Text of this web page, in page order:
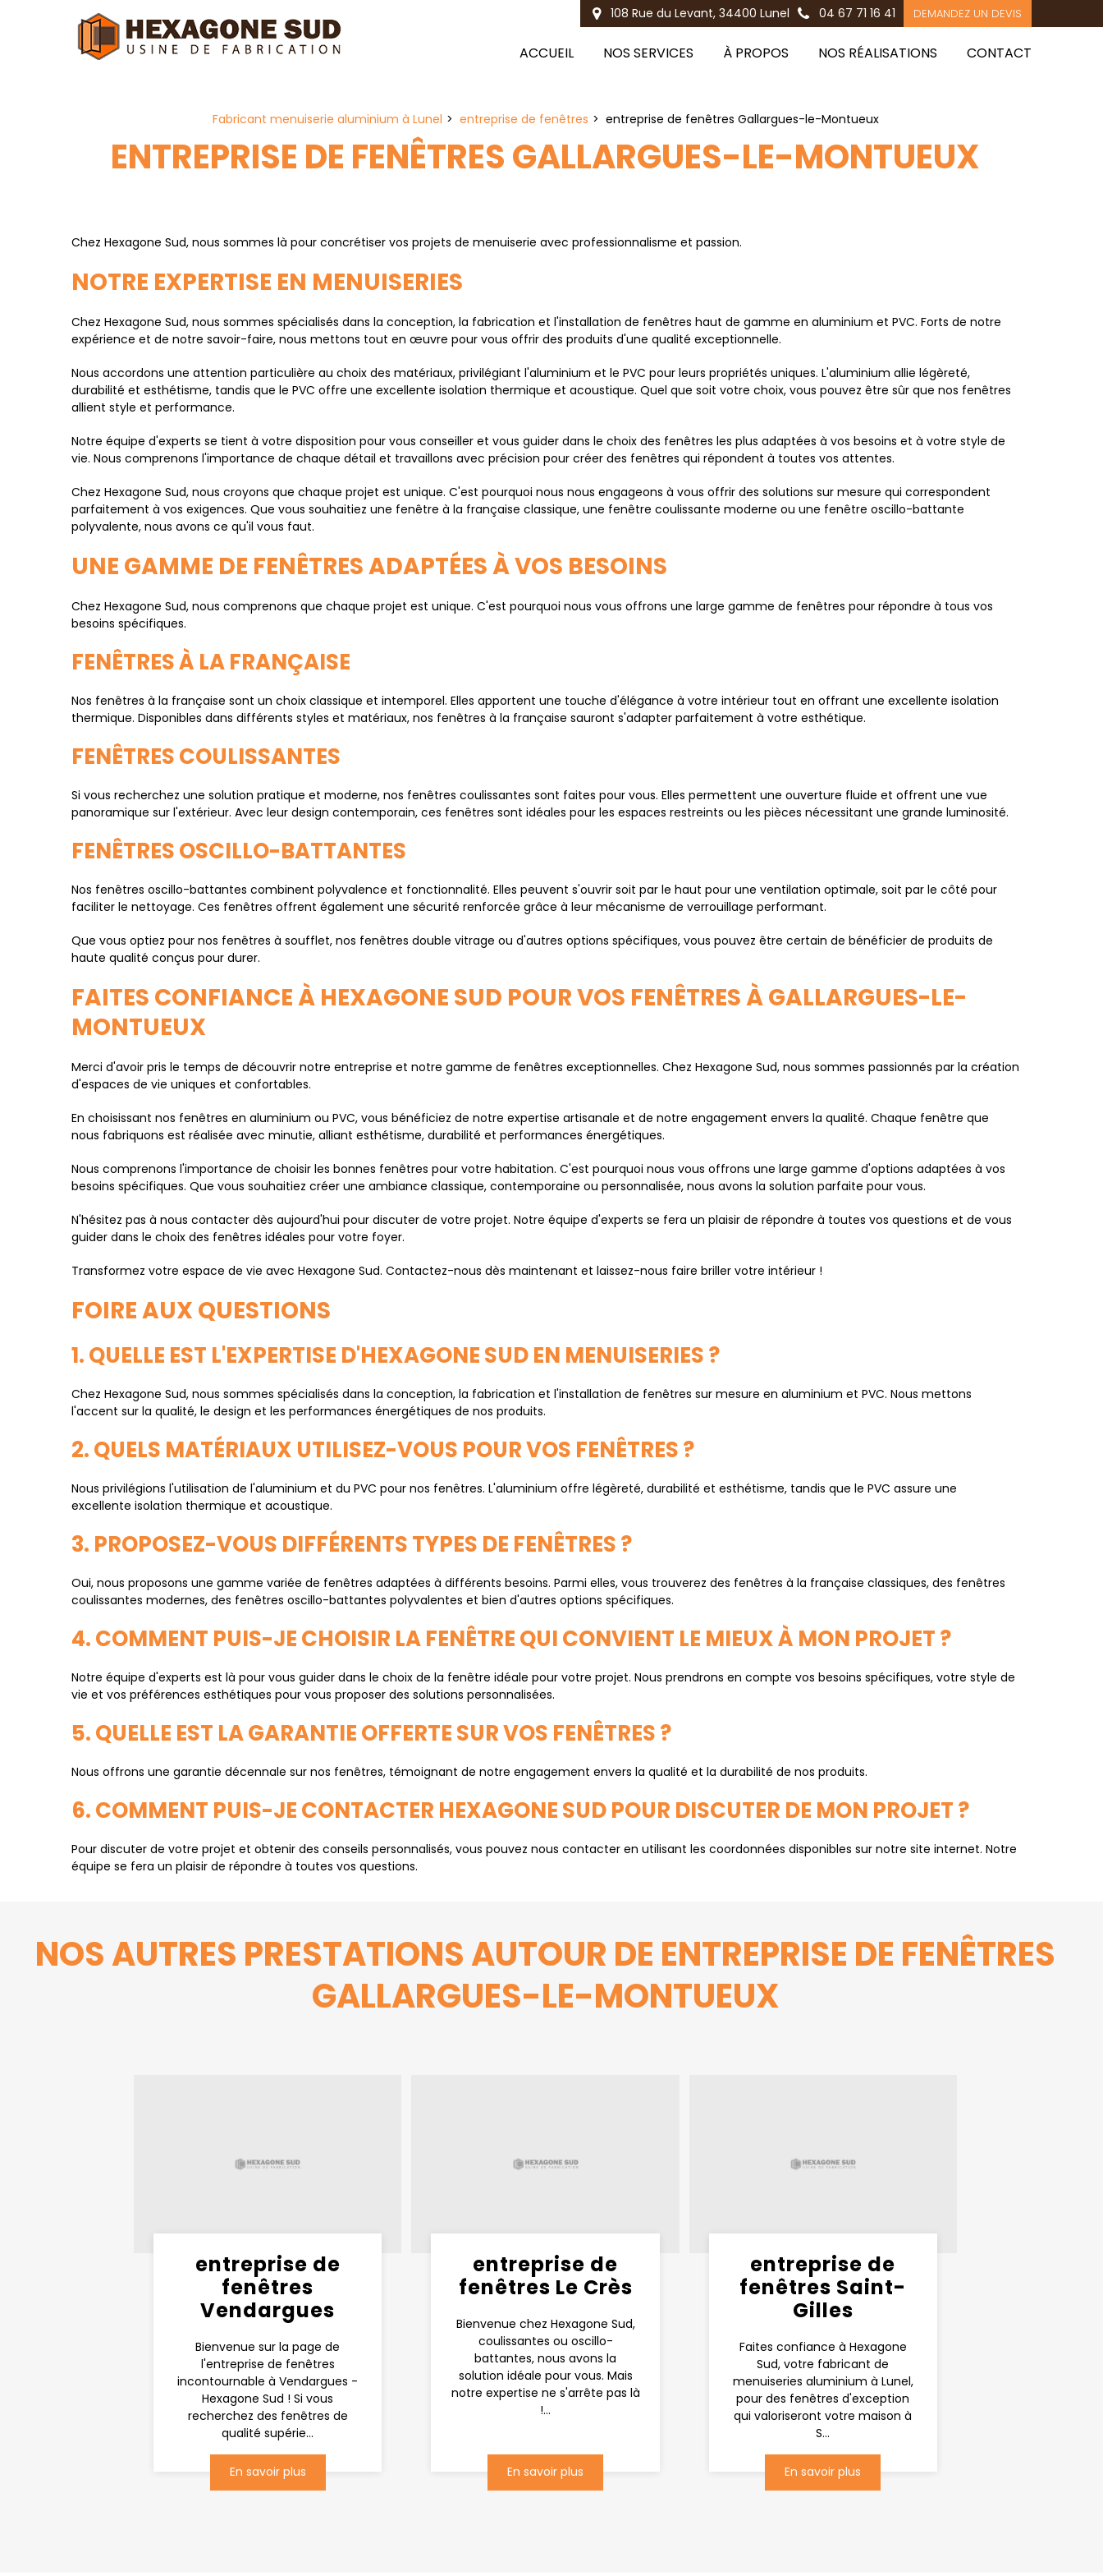
108 Rue du Levant, 34400 Lunel 04 67 71 16 41 DEMANDEZ UN DEVIS
ACCUEIL NOS SERVICES À PROPOS NOS RÉALISATIONS CONTACT
Fabricant menuiserie aluminium à Lunel entreprise de fenêtres entreprise de fenêtres Gallargues-le-Montueux
ENTREPRISE DE FENÊTRES GALLARGUES-LE-MONTUEUX
Chez Hexagone Sud, nous sommes là pour concrétiser vos projets de menuiserie avec professionnalisme et passion.
NOTRE EXPERTISE EN MENUISERIES
Chez Hexagone Sud, nous sommes spécialisés dans la conception, la fabrication et l'installation de fenêtres haut de gamme en aluminium et PVC. Forts de notre
expérience et de notre savoir-faire, nous mettons tout en œuvre pour vous offrir des produits d'une qualité exceptionnelle.
Nous accordons une attention particulière au choix des matériaux, privilégiant l'aluminium et le PVC pour leurs propriétés uniques. L'aluminium allie légèreté,
durabilité et esthétisme, tandis que le PVC offre une excellente isolation thermique et acoustique. Quel que soit votre choix, vous pouvez être sûr que nos fenêtres
allient style et performance.
Notre équipe d'experts se tient à votre disposition pour vous conseiller et vous guider dans le choix des fenêtres les plus adaptées à vos besoins et à votre style de
vie. Nous comprenons l'importance de chaque détail et travaillons avec précision pour créer des fenêtres qui répondent à toutes vos attentes.
Chez Hexagone Sud, nous croyons que chaque projet est unique. C'est pourquoi nous nous engageons à vous offrir des solutions sur mesure qui correspondent
parfaitement à vos exigences. Que vous souhaitiez une fenêtre à la française classique, une fenêtre coulissante moderne ou une fenêtre oscillo-battante
polyvalente, nous avons ce qu'il vous faut.
UNE GAMME DE FENÊTRES ADAPTÉES À VOS BESOINS
Chez Hexagone Sud, nous comprenons que chaque projet est unique. C'est pourquoi nous vous offrons une large gamme de fenêtres pour répondre à tous vos
besoins spécifiques.
FENÊTRES À LA FRANÇAISE
Nos fenêtres à la française sont un choix classique et intemporel. Elles apportent une touche d'élégance à votre intérieur tout en offrant une excellente isolation
thermique. Disponibles dans différents styles et matériaux, nos fenêtres à la française sauront s'adapter parfaitement à votre esthétique.
FENÊTRES COULISSANTES
Si vous recherchez une solution pratique et moderne, nos fenêtres coulissantes sont faites pour vous. Elles permettent une ouverture fluide et offrent une vue
panoramique sur l'extérieur. Avec leur design contemporain, ces fenêtres sont idéales pour les espaces restreints ou les pièces nécessitant une grande luminosité.
FENÊTRES OSCILLO-BATTANTES
Nos fenêtres oscillo-battantes combinent polyvalence et fonctionnalité. Elles peuvent s'ouvrir soit par le haut pour une ventilation optimale, soit par le côté pour
faciliter le nettoyage. Ces fenêtres offrent également une sécurité renforcée grâce à leur mécanisme de verrouillage performant.
Que vous optiez pour nos fenêtres à soufflet, nos fenêtres double vitrage ou d'autres options spécifiques, vous pouvez être certain de bénéficier de produits de
haute qualité conçus pour durer.
FAITES CONFIANCE À HEXAGONE SUD POUR VOS FENÊTRES À GALLARGUES-LE-
MONTUEUX
Merci d'avoir pris le temps de découvrir notre entreprise et notre gamme de fenêtres exceptionnelles. Chez Hexagone Sud, nous sommes passionnés par la création
d'espaces de vie uniques et confortables.
En choisissant nos fenêtres en aluminium ou PVC, vous bénéficiez de notre expertise artisanale et de notre engagement envers la qualité. Chaque fenêtre que
nous fabriquons est réalisée avec minutie, alliant esthétisme, durabilité et performances énergétiques.
Nous comprenons l'importance de choisir les bonnes fenêtres pour votre habitation. C'est pourquoi nous vous offrons une large gamme d'options adaptées à vos
besoins spécifiques. Que vous souhaitiez créer une ambiance classique, contemporaine ou personnalisée, nous avons la solution parfaite pour vous.
N'hésitez pas à nous contacter dès aujourd'hui pour discuter de votre projet. Notre équipe d'experts se fera un plaisir de répondre à toutes vos questions et de vous
guider dans le choix des fenêtres idéales pour votre foyer.
Transformez votre espace de vie avec Hexagone Sud. Contactez-nous dès maintenant et laissez-nous faire briller votre intérieur !
FOIRE AUX QUESTIONS
1. QUELLE EST L'EXPERTISE D'HEXAGONE SUD EN MENUISERIES ?
Chez Hexagone Sud, nous sommes spécialisés dans la conception, la fabrication et l'installation de fenêtres sur mesure en aluminium et PVC. Nous mettons
l'accent sur la qualité, le design et les performances énergétiques de nos produits.
2. QUELS MATÉRIAUX UTILISEZ-VOUS POUR VOS FENÊTRES ?
Nous privilégions l'utilisation de l'aluminium et du PVC pour nos fenêtres. L'aluminium offre légèreté, durabilité et esthétisme, tandis que le PVC assure une
excellente isolation thermique et acoustique.
3. PROPOSEZ-VOUS DIFFÉRENTS TYPES DE FENÊTRES ?
Oui, nous proposons une gamme variée de fenêtres adaptées à différents besoins. Parmi elles, vous trouverez des fenêtres à la française classiques, des fenêtres
coulissantes modernes, des fenêtres oscillo-battantes polyvalentes et bien d'autres options spécifiques.
4. COMMENT PUIS-JE CHOISIR LA FENÊTRE QUI CONVIENT LE MIEUX À MON PROJET ?
Notre équipe d'experts est là pour vous guider dans le choix de la fenêtre idéale pour votre projet. Nous prendrons en compte vos besoins spécifiques, votre style de
vie et vos préférences esthétiques pour vous proposer des solutions personnalisées.
5. QUELLE EST LA GARANTIE OFFERTE SUR VOS FENÊTRES ?
Nous offrons une garantie décennale sur nos fenêtres, témoignant de notre engagement envers la qualité et la durabilité de nos produits.
6. COMMENT PUIS-JE CONTACTER HEXAGONE SUD POUR DISCUTER DE MON PROJET ?
Pour discuter de votre projet et obtenir des conseils personnalisés, vous pouvez nous contacter en utilisant les coordonnées disponibles sur notre site internet. Notre
équipe se fera un plaisir de répondre à toutes vos questions.
NOS AUTRES PRESTATIONS AUTOUR DE ENTREPRISE DE FENÊTRES
GALLARGUES-LE-MONTUEUX
entreprise de
fenêtres
Vendargues
Bienvenue sur la page de
l'entreprise de fenêtres
incontournable à Vendargues -
Hexagone Sud ! Si vous
recherchez des fenêtres de
qualité supérie...
En savoir plus
entreprise de
fenêtres Le Crès
Bienvenue chez Hexagone Sud,
coulissantes ou oscillo-
battantes, nous avons la
solution idéale pour vous. Mais
notre expertise ne s'arrête pas là
!...
En savoir plus
entreprise de
fenêtres Saint-
Gilles
Faites confiance à Hexagone
Sud, votre fabricant de
menuiseries aluminium à Lunel,
pour des fenêtres d'exception
qui valoriseront votre maison à
S...
En savoir plus